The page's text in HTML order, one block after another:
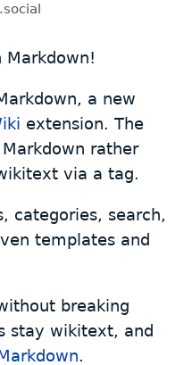
Markdown!
a new
extension. The
rather
via a tag.
categories, search,
templates and
breaking
stay wikitext, and
.